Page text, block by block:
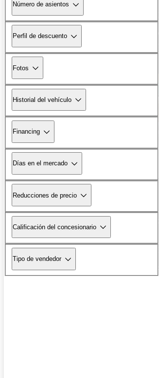
Número de asientos
Perfil de descuento
Fotos
Historial del vehículo
Financing
Días en el mercado
Reducciones de precio
Calificación del concesionario
Tipo de vendedor